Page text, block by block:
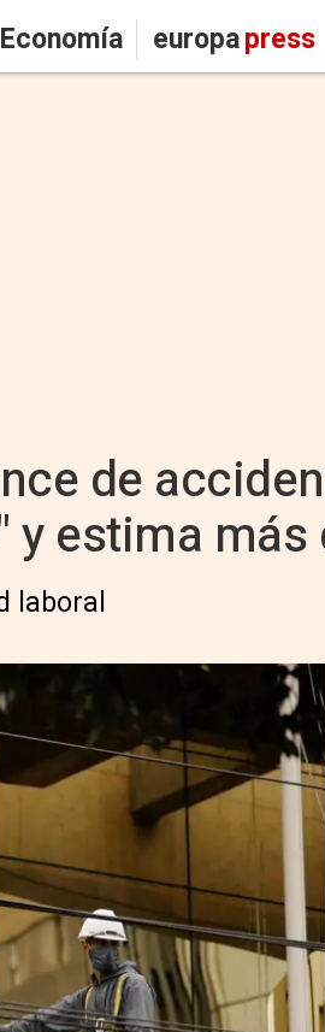
Economía europapress
de
y estima
laboral